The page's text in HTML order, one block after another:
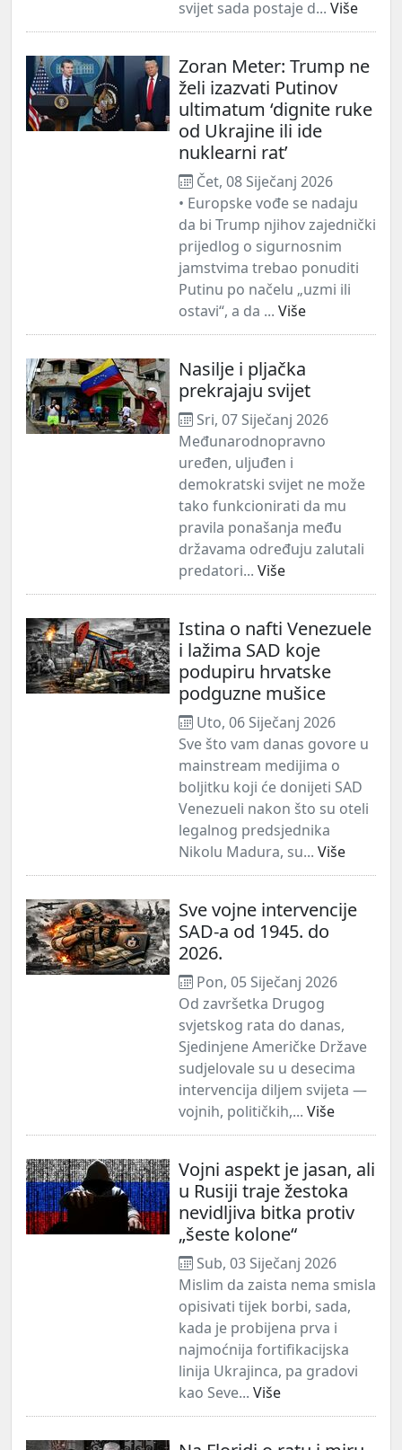
svijet sada postaje d... Više
Zoran Meter: Trump ne
želi izazvati Putinov
ultimatum ‘dignite ruke
od Ukrajine ili ide
nuklearni rat’
Čet, 08 Siječanj 2026
• Europske vođe se nadaju
da bi Trump njihov zajednički
prijedlog o sigurnosnim
jamstvima trebao ponuditi
Putinu po načelu „uzmi ili
ostavi“, a da ... Više
Nasilje i pljačka
prekrajaju svijet
Sri, 07 Siječanj 2026
Međunarodnopravno
uređen, uljuđen i
demokratski svijet ne može
tako funkcionirati da mu
pravila ponašanja među
državama određuju zalutali
predatori... Više
Istina o nafti Venezuele
i lažima SAD koje
podupiru hrvatske
podguzne mušice
Uto, 06 Siječanj 2026
Sve što vam danas govore u
mainstream medijima o
boljitku koji će donijeti SAD
Venezueli nakon što su oteli
legalnog predsjednika
Nikolu Madura, su... Više
Sve vojne intervencije
SAD-a od 1945. do
2026.
Pon, 05 Siječanj 2026
Od završetka Drugog
svjetskog rata do danas,
Sjedinjene Američke Države
sudjelovale su u desecima
intervencija diljem svijeta —
vojnih, političkih,... Više
Vojni aspekt je jasan, ali
u Rusiji traje žestoka
nevidljiva bitka protiv
„šeste kolone“
Sub, 03 Siječanj 2026
Mislim da zaista nema smisla
opisivati tijek borbi, sada,
kada je probijena prva i
najmoćnija fortifikacijska
linija Ukrajinca, pa gradovi
kao Seve... Više